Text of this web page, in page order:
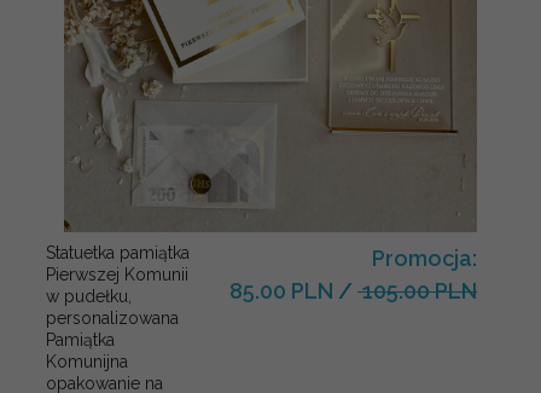
Statuetka pamiątka
Pierwszej Komunii
w pudełku,
personalizowana
Pamiątka
Komunijna
opakowanie na
Promocja:
85.00 PLN / 105.00 PLN